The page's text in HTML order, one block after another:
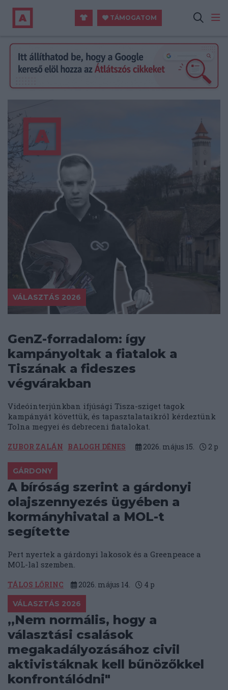
TÁMOGATOM
VÁLASZTÁS 2026
GenZ-forradalom: így
kampányoltak a fiatalok a
Tiszának a fideszes
végvárakban
Videóinterjúnkban ifjúsági Tisza-sziget tagok
kampányát követtük, és tapasztalataikról kérdeztünk
Tolna megyei és debreceni fiatalokat.
ZUBOR ZALÁN BALOGH DÉNES 2026. május 15. 2 p
GÁRDONY
A bíróság szerint a gárdonyi
olajszennyezés ügyében a
kormányhivatal a MOL-t
segítette
Pert nyertek a gárdonyi lakosok és a Greenpeace a
MOL-lal szemben.
TÁLOS LŐRINC 2026. május 14. 4 p
VÁLASZTÁS 2026
„Nem normális, hogy a
választási csalások
megakadályozásához civil
aktivistáknak kell bűnözőkkel
konfrontálódni"